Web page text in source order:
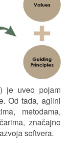
) je uveo pojam
Od tada, agilni
metodama,
značajno
softvera.